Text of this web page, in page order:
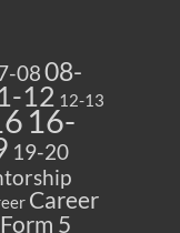
0808-
12 12-13
16-
19-20
Career
Form 5